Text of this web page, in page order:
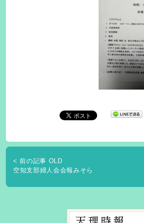
< 前の記事 OLD
空知支部婦人会会報みそら